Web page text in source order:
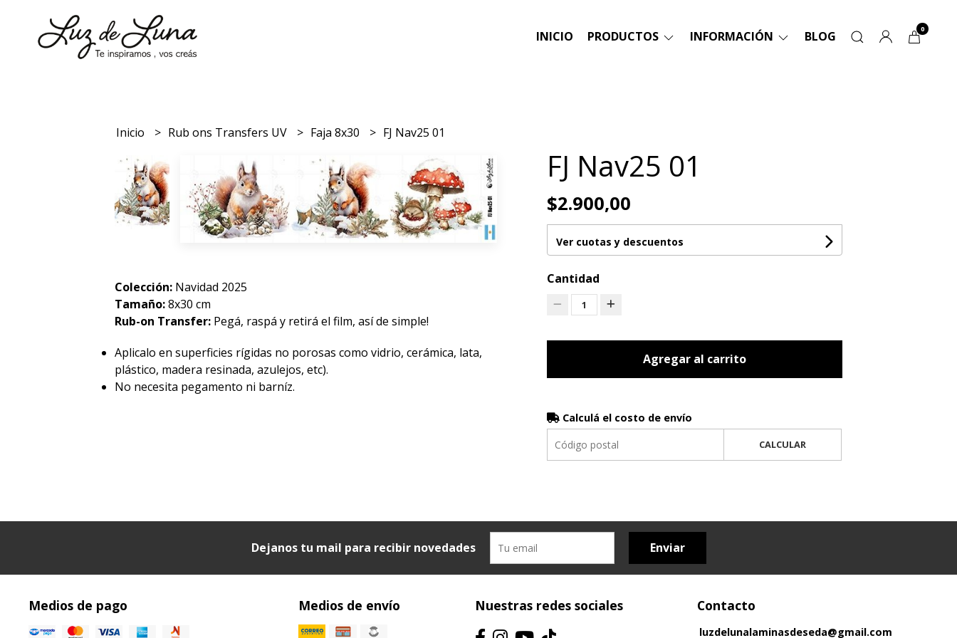
INICIO PRODUCTOS INFORMACIÓN BLOG 0
Inicio Rub ons Transfers UV Faja 8x30 FJ Nav25 01
Colección: Navidad 2025
Tamaño:8x30 cm
Rub-on Transfer: Pegá, raspá y retirá el film, así de simple!
Aplicalo en superficies rígidas no porosas como vidrio, cerámica, lata,
plástico, madera resinada, azulejos, etc).
No necesita pegamento ni barníz.
FJ Nav25 01
$2.900,00
Ver cuotas y descuentos
Cantidad
1
Agregar al carrito
Calculá el costo de envío
CALCULAR
Dejanos tu mail para recibir novedades Enviar
Medios de pago Medios de envío Nuestras redes sociales Contacto
luzdelunalaminasdeseda@gmail.com